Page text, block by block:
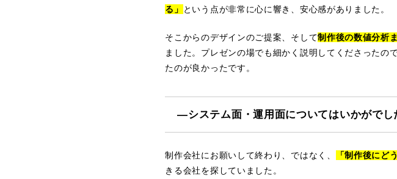
る」
という点が非常に心に響き、安心感がありました。
そこからのデザインのご提案、そして制作後の数値分析
ました。プレゼンの場でも細かく説明してくださったの
たのが良かったです。
―システム面・運用面についてはいかがでし
制作会社にお願いして終わり、ではなく、 「制作後にど
きる会社を探していました。